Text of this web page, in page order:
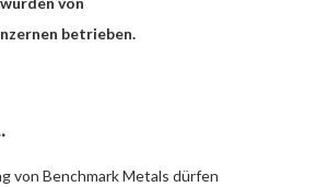
betrieben.
von Benchmark Metals dürfen